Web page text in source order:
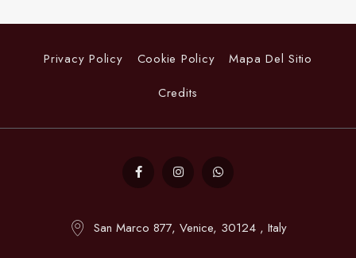
Privacy Policy Cookie Policy
Mapa Del Sitio
Credits
San Marco 877, Venice, 30124 , Italy